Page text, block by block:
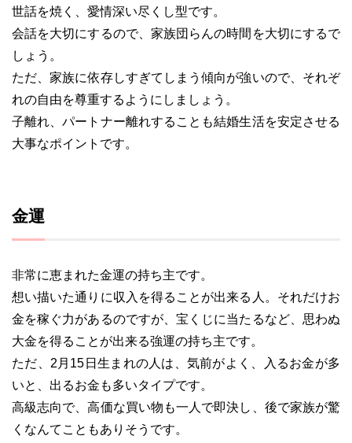
世話を焼く、愛情深い尽くし型です。
会話を大切にするので、家族団らんの時間を大切にするで
しょう。
ただ、家族に依存しすぎてしまう傾向が強いので、それぞ
れの自由を尊重するようにしましょう。
子離れ、パートナー離れすることも結婚生活を安定させる
大事なポイントです。
金運
非常に恵まれた金運の持ち主です。
想い描いた通りに収入を得ることが出来る人。それだけお
金を稼ぐ力があるのですが、宝くじに当たるなど、思わぬ
大金を得ることが出来る強運の持ち主です。
ただ、2月15日生まれの人は、気前がよく、入るお金が多
いと、出るお金も多いタイプです。
高級志向で、高価な買い物も一人で即決し、後で家族が驚
くなんてこともありそうです。